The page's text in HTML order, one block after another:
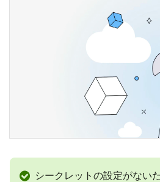
シークレットの設定がない